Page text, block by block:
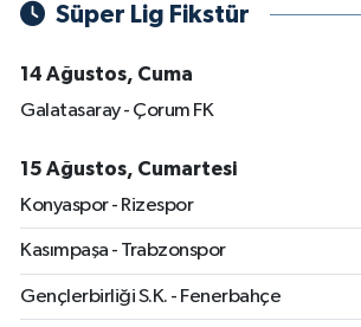
Süper Lig Fikstür
14 Ağustos, Cuma
Galatasaray - Çorum FK
15 Ağustos, Cumartesi
Konyaspor - Rizespor
Kasımpaşa - Trabzonspor
Gençlerbirliği S.K. - Fenerbahçe